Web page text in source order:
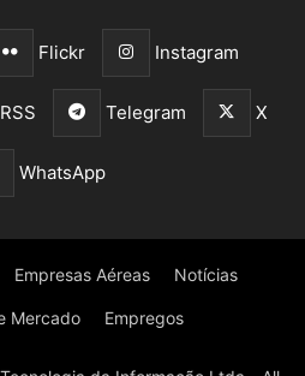
Flickr Instagram
RSS Telegram X
WhatsApp
Empresas Aéreas Notícias
Mercado Empregos